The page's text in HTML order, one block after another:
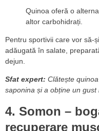
Quinoa oferă o
altor carbohidrați.
Pentru sportivii care vor să-
adăugată în salate,
dejun.
Sfat expert: Clătește
saponina și a obține un gust
4. Somon –
recuperare